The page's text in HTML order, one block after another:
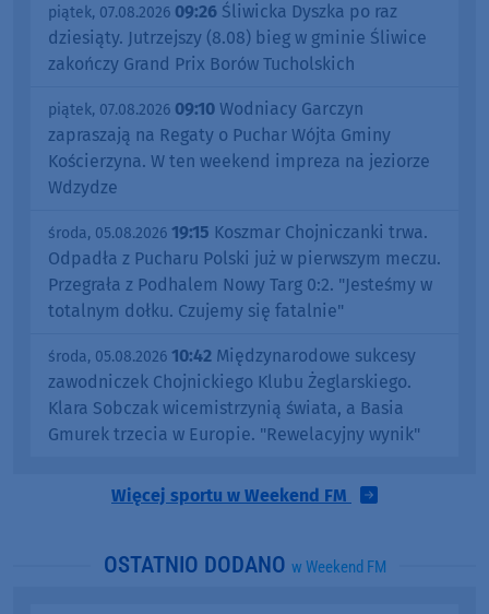
piątek, 07.08.2026 09:26 Śliwicka Dyszka po raz
dziesiąty. Jutrzejszy (8.08) bieg w gminie Śliwice
zakończy Grand Prix Borów Tucholskich
piątek, 07.08.2026 09:10 Wodniacy Garczyn
zapraszają na Regaty o Puchar Wójta Gminy
Kościerzyna. W ten weekend impreza na jeziorze
Wdzydze
środa, 05.08.2026 19:15 Koszmar Chojniczanki trwa.
Odpadła z Pucharu Polski już w pierwszym meczu.
Przegrała z Podhalem Nowy Targ 0:2. "Jesteśmy w
totalnym dołku. Czujemy się fatalnie"
środa, 05.08.2026 10:42 Międzynarodowe sukcesy
zawodniczek Chojnickiego Klubu Żeglarskiego.
Klara Sobczak wicemistrzynią świata, a Basia
Gmurek trzecia w Europie. "Rewelacyjny wynik"
Więcej sportu w Weekend FM
OSTATNIO DODANO w Weekend FM